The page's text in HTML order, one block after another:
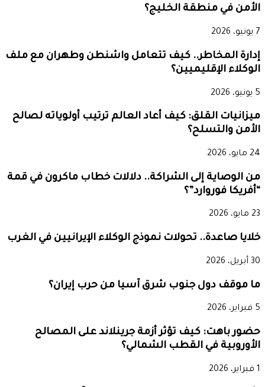
الأمن في منطقة الخليج؟
7 يونيو، 2026
إدارة المخاطر.. كيف تتعامل واشنطن وطهران مع ملف
الوكلاء الإقليميين؟
5 يونيو، 2026
ميزانيات القلق: كيف أعاد العالم ترتيب أولوياته لصالح
الأمن والتسلح؟
24 مايو، 2026
من الوصاية إلى الشراكة.. دلالات خطاب ماكرون في قمة
“أفريكا فوروارد”؟
23 مايو، 2026
خلايا صاعدة.. تحولات نموذج الوكلاء الإيرانيين في الغرب
30 أبريل، 2026
ما موقف دول جنوب شرق آسيا من حرب إيران؟
5 فبراير، 2026
حضور باهت: كيف تؤثر أزمة جرينلاند على المصالح
الأوروبية في القطب الشمالي؟
1 فبراير، 2026